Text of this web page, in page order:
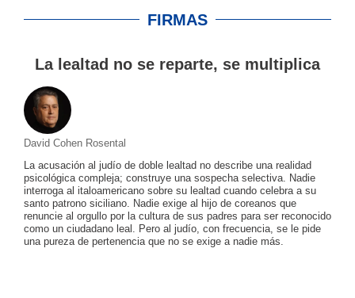
FIRMAS
La lealtad no se reparte, se multiplica
David Cohen Rosental
La acusación al judío de doble lealtad no describe una realidad
psicológica compleja; construye una sospecha selectiva. Nadie
interroga al italoamericano sobre su lealtad cuando celebra a su
santo patrono siciliano. Nadie exige al hijo de coreanos que
renuncie al orgullo por la cultura de sus padres para ser reconocido
como un ciudadano leal. Pero al judío, con frecuencia, se le pide
una pureza de pertenencia que no se exige a nadie más.